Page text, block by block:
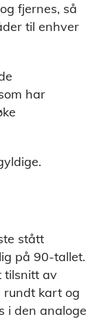
fjernes, så
til enhver
har
stått
på 90-tallet.
tilsnitt av
kart og
i den analoge